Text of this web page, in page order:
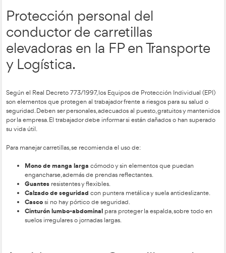
carretillas en la Formación
Profesional en Transporte y
Logística.
Al manejar carretillas elevadoras es clave tomar
cuenta factores de riesgo como el tipo de trabajo, el
carretilla y los productos que se manipulan.
operador, como el pórtico de seguridad (contra caídas de
la placa portahorquillas, el respaldo para cargas, señales
elementos como apagachispas, paro de emergencia, frenos
avisadores de marcha atrás.
Tanto el entorno como la formación del operador y el
adecuado del equipo son esenciales para prevenir